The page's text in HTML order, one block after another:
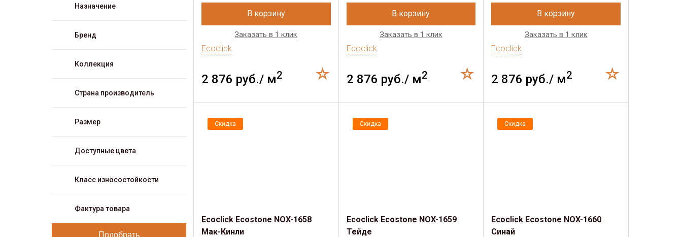
Назначение
Бренд
Коллекция
Страна производитель
Размер
Доступные цвета
Класс износостойкости
Фактура товара
В корзину
Заказать в 1 клик
Ecoclick
2 876 руб./ м2
В корзину
Заказать в 1 клик
Ecoclick
2 876 руб./ м2
В корзину
Заказать в 1 клик
Ecoclick
2 876 руб./ м2
Скидка
Ecoclick Ecostone NOX-1658
Мак-Кинли
Скидка
Ecoclick Ecostone NOX-1659
Тейде
Скидка
Ecoclick Ecostone NOX-1660
Синай